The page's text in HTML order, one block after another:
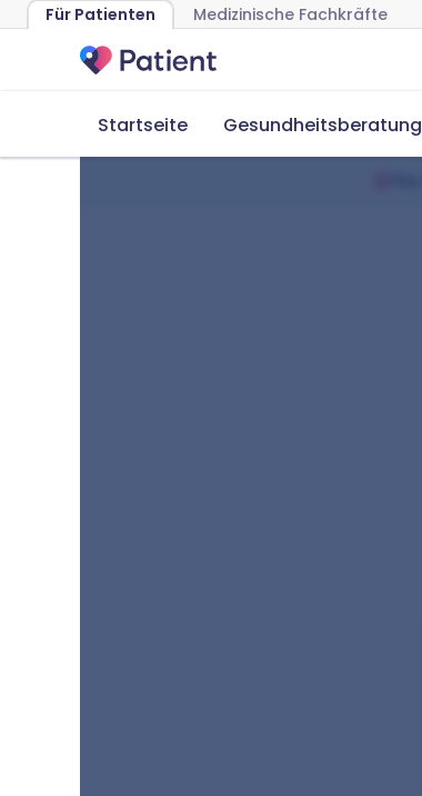
Für Patienten Medizinische Fachkräfte
Startseite Gesundheitsberatung